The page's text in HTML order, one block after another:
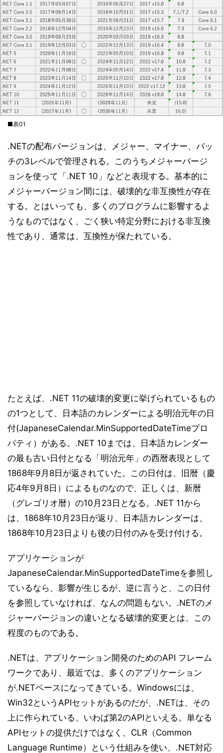
■表01
.NETの配布バージョンは、メジャー、マイナー、パッ
チの3レベルで管理される。このうちメジャーバージ
ョンを使って「.NET 10」などと表現する。基本的に
メジャーバージョン間には、破壊的な非互換性が存在
する。とはいっても、多くのプログラムに影響するよ
うなものではなく、ごく狭い特定分野における非互換
性であり、通常は、互換性が保たれている。
たとえば、.NET 11の破壊的変更に挙げられているもの
の1つとして、日本語のカレンダーによる明治元年の日
付(JapaneseCalendar.MinSupportedDateTimeプロ
パティ）がある。.NET 10までは、日本語カレンダー
の最も古い日付となる「明治元年」の西暦表現として
1868年9月8日が返されていた。この日付は、旧暦（慶
応4年9月8日）によるものなので、正しくは、新暦
（グレゴリオ暦）の10月23日となる。.NET 11から
は、1868年10月23日が返り、日本語カレンダーは、
1868年10月23日よりも後の日付のみを受け付ける。
アプリケーションが
JapaneseCalendar.MinSupportedDateTimeを参照し
ているなら、影響が生じるが、逆に言うと、この日付
を参照していなければ、なんの問題もない。.NETのメ
ジャーバージョンの違いとなる破壊的変更とは、この
程度のものである。
.NETは、アプリケーション開発のためのAPI フレーム
ワークであり、最近では、多くのアプリケーション
が.NETベースになってきている。Windowsには、
Win32というAPIセットがあるのだが、.NETは、その
上に作られている、いわば第2のAPIといえる。単なる
APIセットの提供だけではなく、CLR（Common
Language Runtime）という仕組みを使い、.NET対応